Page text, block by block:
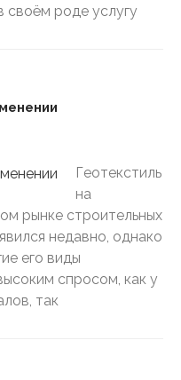
своём роде услугу
Геотекстиль
на
рынке строительных
недавно, однако
его виды
спросом, как у
так